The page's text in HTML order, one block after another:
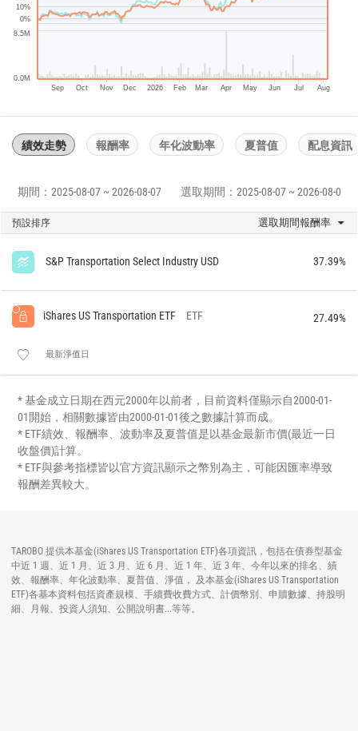
Sep Oct Nov Dec 2026 Feb Mar Apr May Jun Jul Aug
0.0M
8.5M
0%
10%
績效走勢 報酬率 年化波動率 夏普值 配息資訊
期間：2025-08-07 ~ 2026-08-07 選取期間：2025-08-07 ~ 2026-08-07
預設排序 選取期間報酬率
S&P Transportation Select Industry USD 37.39%
iShares US Transportation ETF ETF 27.49%
最新淨值日
* 基金成立日期在西元2000年以前者，目前資料僅顯示自2000-01-
01開始，相關數據皆由2000-01-01後之數據計算而成。
* ETF績效、報酬率、波動率及夏普值是以基金最新市價(最近一日
收盤價)計算。
* ETF與參考指標皆以官方資訊顯示之幣別為主，可能因匯率導致
報酬差異較大。
TAROBO 提供本基金(iShares US Transportation ETF)各項資訊，包括在債券型基金
中近 1 週、近 1 月、近 3 月、近 6 月、近 1 年、近 3 年、今年以來的排名、績
效、報酬率、年化波動率、夏普值、淨值， 及本基金(iShares US Transportation
ETF)各基本資料包括資產規模、手續費收費方式、計價幣別、申贖數據、持股明
細、月報、投資人須知、公開說明書...等等。